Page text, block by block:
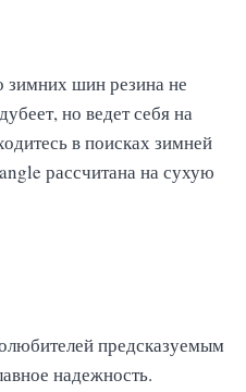
зимних шин резина не
но ведет себя на
в поисках зимней
рассчитана на сухую
предсказуемым
надежность.